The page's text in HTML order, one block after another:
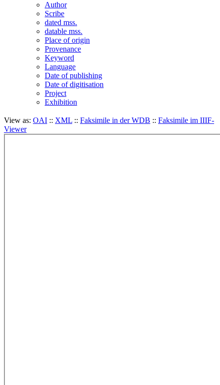
Author
Scribe
dated mss.
datable mss.
Place of origin
Provenance
Keyword
Language
Date of publishing
Date of digitisation
Project
Exhibition
View as: OAI :: XML :: Faksimile in der WDB :: Faksimile im IIIF-
Viewer